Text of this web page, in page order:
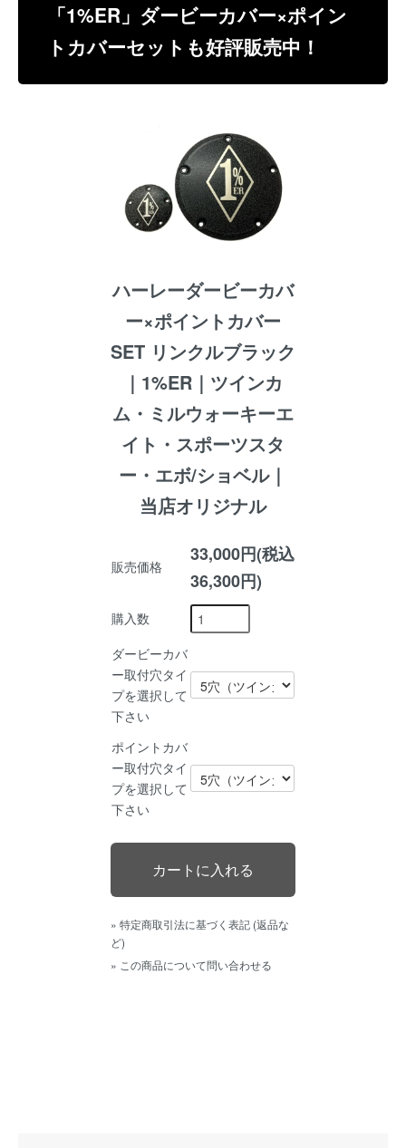
「1%ER」ダービーカバー×ポイン
トカバーセットも好評販売中！
ハーレーダービーカバ
ー×ポイントカバー
SET リンクルブラック
｜1%ER｜ツインカ
ム・ミルウォーキーエ
イト・スポーツスタ
ー・エボ/ショベル｜
当店オリジナル
販売価格
33,000円(税込
36,300円)
購入数
ダービーカバ
ー取付穴タイ
プを選択して
下さい
ポイントカバ
ー取付穴タイ
プを選択して
下さい
» 特定商取引法に基づく表記 (返品な
ど)
» この商品について問い合わせる